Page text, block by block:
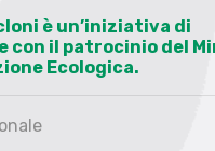
è un’iniziativa di
con il patrocinio del
Ecologica.